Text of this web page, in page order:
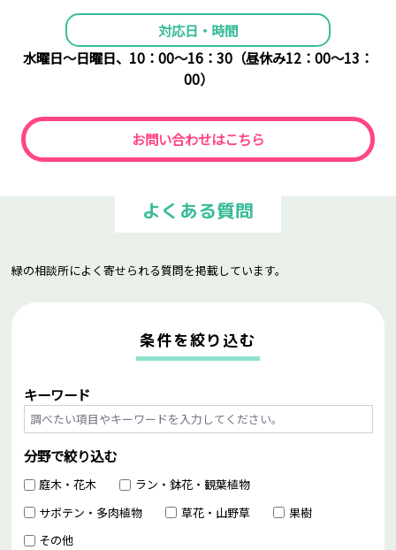
対応日・時間
水曜日～日曜日、10：00〜16：30（昼休み12：00〜13：
00）
お問い合わせはこちら
よくある質問
緑の相談所によく寄せられる質問を掲載しています。
条件を絞り込む
キーワード
分野で絞り込む
庭木・花木
ラン・鉢花・観葉植物
サボテン・多肉植物
草花・山野草
果樹
その他